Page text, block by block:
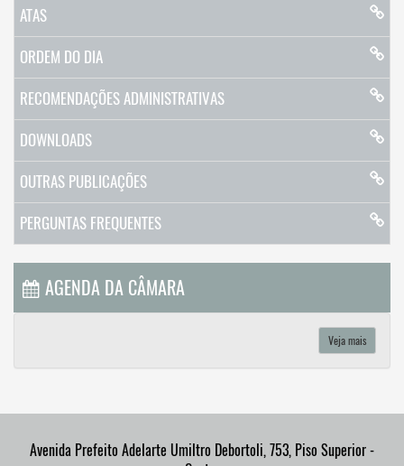
ATAS
ORDEM DO DIA
RECOMENDAÇÕES ADMINISTRATIVAS
DOWNLOADS
OUTRAS PUBLICAÇÕES
PERGUNTAS FREQUENTES
AGENDA DA CÂMARA
Veja mais
Avenida Prefeito Adelarte Umiltro Debortoli, 753, Piso Superior -